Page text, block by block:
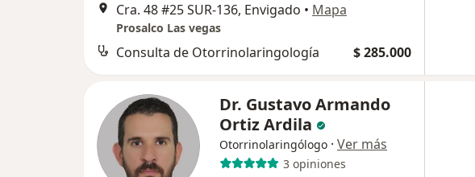
Cra. 48 #25 SUR-136, Envigado • Mapa
Prosalco Las vegas
Consulta de Otorrinolaringología $ 285.000
Dr. Gustavo Armando
Ortiz Ardila
Otorrinolaringólogo · Ver más
3 opiniones